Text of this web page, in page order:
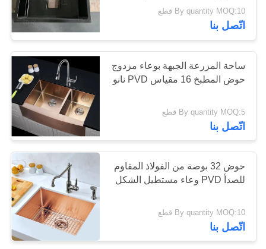
خريطة
الموقع
PRIVACY
بالوعة المطبخ مع
استنزاف المجلس
حوض محطة عمل
المطبخ
28
المخصص غسل المطبخ اليدوي
By quantity MOQ:10 قطع
اتّصل بنا
ساحة المزرعة الجبهة بوعاء مزدوج
حوض المطبخ 16 مقياس PVD نانو
By quantity MOQ:5 قطع
اتّصل بنا
حوض 32 بوصة من الفولاذ المقاوم
للصدأ PVD وعاء مستطيل الشكل
By quantity MOQ:10 قطع
اتّصل بنا